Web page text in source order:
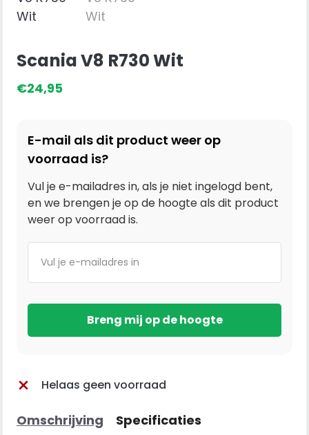
Scania V8 R730 Wit
€24,95
E-mail als dit product weer op
voorraad is?
Vul je e-mailadres in, als je niet ingelogd bent,
en we brengen je op de hoogte als dit product
weer op voorraad is.
Helaas geen voorraad
Omschrijving Specificaties